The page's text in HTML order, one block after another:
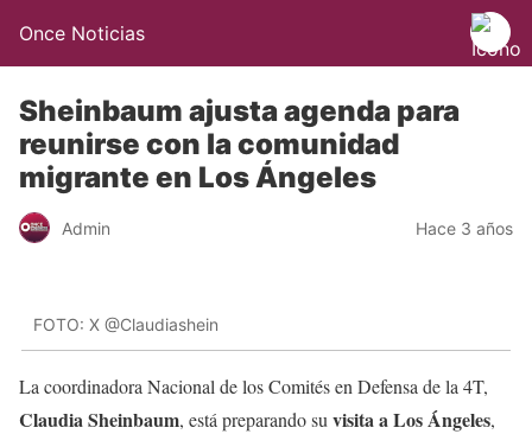
Once Noticias
Sheinbaum ajusta agenda para
reunirse con la comunidad
migrante en Los Ángeles
Admin Hace 3 años
FOTO: X @Claudiashein
La coordinadora Nacional de los Comités en Defensa de la 4T,
Claudia Sheinbaum, está preparando su visita a Los Ángeles,